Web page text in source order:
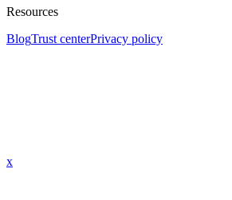
Resources
BlogTrust centerPrivacy policy
x